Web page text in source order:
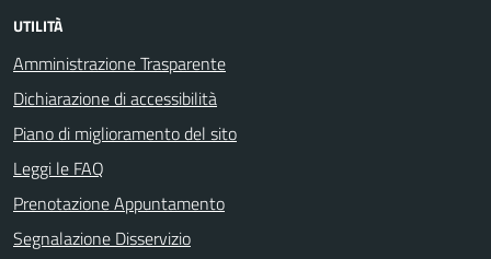
UTILITÀ
Amministrazione Trasparente
Dichiarazione di accessibilità
Piano di miglioramento del sito
Leggi le FAQ
Prenotazione Appuntamento
Segnalazione Disservizio